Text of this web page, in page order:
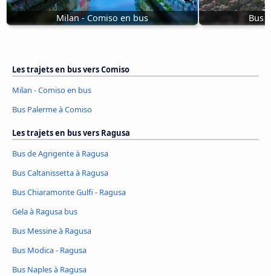
Milan - Comiso en bus Bus
Les trajets en bus vers Comiso
Milan - Comiso en bus
Bus Palerme à Comiso
Les trajets en bus vers Ragusa
Bus de Agrigente à Ragusa
Bus Caltanissetta à Ragusa
Bus Chiaramonte Gulfi - Ragusa
Gela à Ragusa bus
Bus Messine à Ragusa
Bus Modica - Ragusa
Bus Naples à Ragusa